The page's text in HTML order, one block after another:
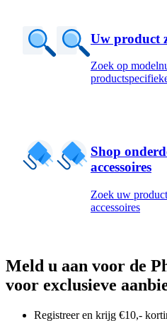
Uw product
Zoek op
Shop
accessoires
Zoek uw
accessoires
Meld u aan voor de
voor exclusieve
Registreer en krijg €10,-